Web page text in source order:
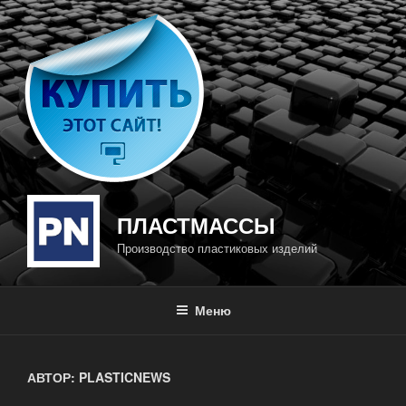
Перейти
к
содержимому
ПЛАСТМАССЫ
Производство пластиковых изделий
Меню
АВТОР: PLASTICNEWS